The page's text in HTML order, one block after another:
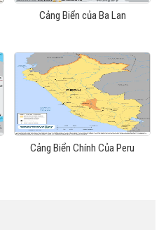
Cảng Biển của Ba Lan
Cảng Biển Chính Của Peru